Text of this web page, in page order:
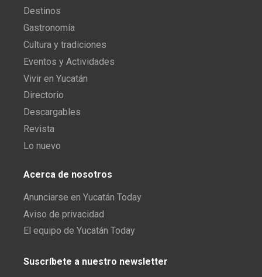
Destinos
Gastronomía
Cultura y tradiciones
Eventos y Actividades
Vivir en Yucatán
Directorio
Descargables
Revista
Lo nuevo
Acerca de nosotros
Anunciarse en Yucatán Today
Aviso de privacidad
El equipo de Yucatán Today
Suscríbete a nuestro newsletter